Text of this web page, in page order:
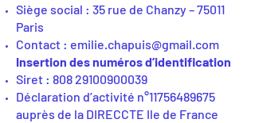
Siège social : 35 rue de Chanzy – 75011
Paris
Contact : emilie.chapuis@gmail.com
Insertion des numéros d’identification
Siret : 808 29100900039
Déclaration d’activité n°11756489675
auprès de la DIRECCTE Ile de France